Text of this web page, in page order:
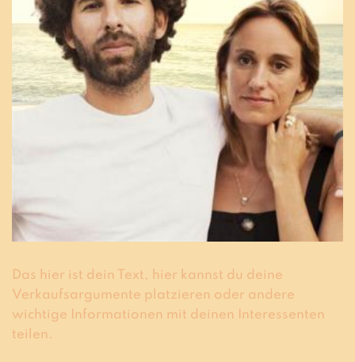
Das hier ist dein Text, hier kannst du deine
Verkaufsargumente platzieren oder andere
wichtige Informationen mit deinen Interessenten
teilen.